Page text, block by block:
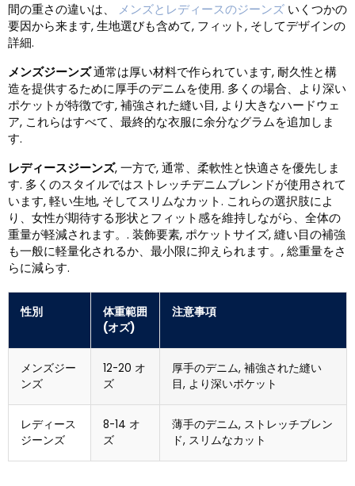
間の重さの違いは、 メンズとレディースのジーンズ いくつかの
要因から来ます, 生地選びも含めて, フィット, そしてデザインの
詳細.
メンズジーンズ通常は厚い材料で作られています, 耐久性と構
造を提供するために厚手のデニムを使用. 多くの場合、より深い
ポケットが特徴です, 補強された縫い目, より大きなハードウェ
ア, これらはすべて、最終的な衣服に余分なグラムを追加しま
す.
レディースジーンズ, 一方で, 通常、柔軟性と快適さを優先しま
す. 多くのスタイルではストレッチデニムブレンドが使用されて
います, 軽い生地, そしてスリムなカット. これらの選択肢によ
り、女性が期待する形状とフィット感を維持しながら、全体の
重量が軽減されます。. 装飾要素, ポケットサイズ, 縫い目の補強
も一般に軽量化されるか、最小限に抑えられます。, 総重量をさ
らに減らす.
性別
体重範囲
(オズ)
注意事項
メンズジー
ンズ
12-20 オ
ズ
厚手のデニム, 補強された縫い
目, より深いポケット
レディース
ジーンズ
8-14 オ
ズ
薄手のデニム, ストレッチブレン
ド, スリムなカット